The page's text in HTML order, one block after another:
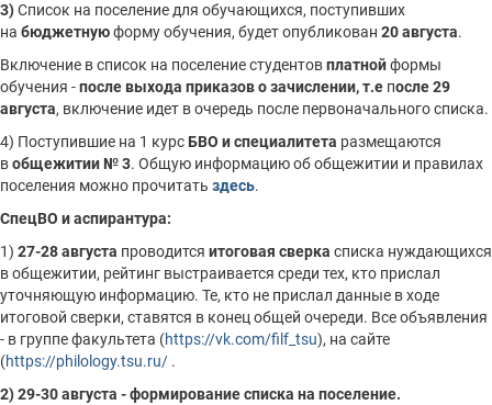
3)Список на поселение для обучающихся, поступивших
на бюджетнуюформу обучения, будет опубликован 20 августа.
Включение в список на поселение студентовплатнойформы
обучения -после выхода приказов о зачислении, т.е после 29
августа, включение идет в очередь после первоначального списка.
4) Поступившие на 1 курсБВО и специалитета размещаются
вобщежитии № 3. Общую информацию об общежитии и правилах
поселения можно прочитать здесь.
СпецВО и аспирантура:
1) 27-28 августа проводится итоговая сверка списка нуждающихся
в общежитии, рейтинг выстраивается среди тех, кто прислал
уточняющую информацию. Те, кто не прислал данные в ходе
итоговой сверки, ставятся в конец общей очереди. Все объявления
- в группе факультета (https://vk.com/filf_tsu), на сайте
(https://philology.tsu.ru/ .
2) 29-30 августа - формирование списка на поселение.